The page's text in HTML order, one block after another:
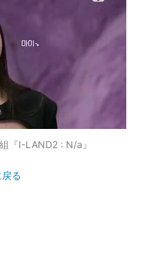
『I-LAND2 : N/a』
る